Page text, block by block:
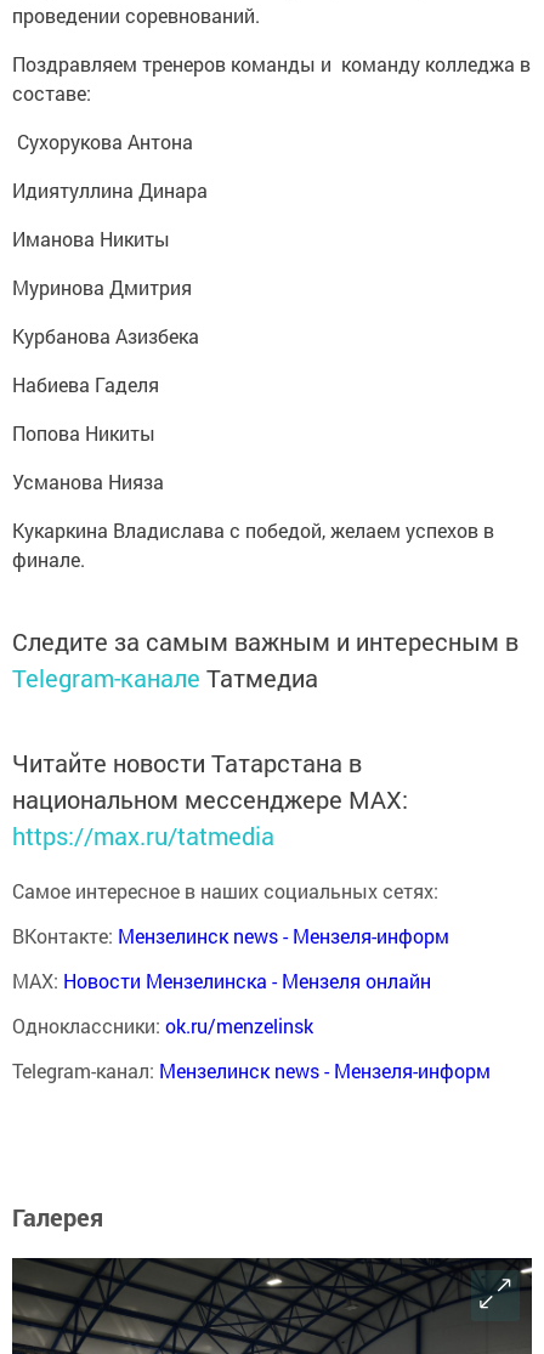
проведении соревнований.
Поздравляем тренеров команды и команду колледжа в
составе:
Сухорукова Антона
Идиятуллина Динара
Иманова Никиты
Муринова Дмитрия
Курбанова Азизбека
Набиева Гаделя
Попова Никиты
Усманова Нияза
Кукаркина Владислава с победой, желаем успехов в
финале.
Следите за самым важным и интересным в
Telegram-канале Татмедиа
Читайте новости Татарстана в
национальном мессенджере MАХ:
https://max.ru/tatmedia
Самое интересное в наших социальных сетях:
ВКонтакте: Мензелинск news - Мензеля-информ
MAX: Новости Мензелинска - Мензеля онлайн
Одноклассники: ok.ru/menzelinsk
Telegram-канал: Мензелинск news - Мензеля-информ
Галерея